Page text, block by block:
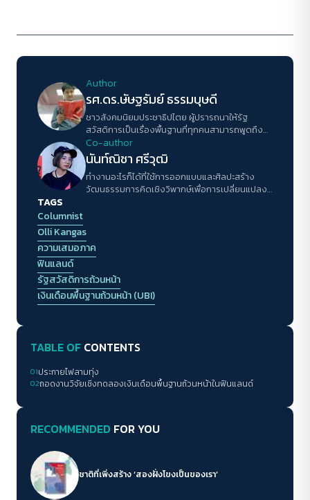
Author
รศ.ดร.ษัษฐรัมย์ ธรรมบุษดี
ชาวสังคมนิยมประชาธิปไตย ผู้ปรารถนาให้รัฐ
สวัสดิการเป็นเรื่องพื้นฐานที่ทุกคนสามารถพูดถึง
อธิบายและเรียกร้องได้
Co-author
นันท์ณิชา ศรีวุฒิ
ทำงานอะไรก็ได้ที่ใช้การออกแบบและศิลปะสร้าง
วัฒนธรรมการคิดเชิงวิพากษ์เพื่อการเปลี่ยนแปลง
TAGS
Columnist
Olli Kangas
ความเสมอภาค
ฟินแลนด์
รัฐสวัสดิการถ้วนหน้า
เงินเดือนพื้นฐานถ้วนหน้า (UBI)
TABLE OF CONTENTS
01ประกายไฟลามทุ่ง
02ถอดงานวิจัยเชิงทดลองเงินเดือนพื้นฐานถ้วนหน้าในฟินแลนด์
RECOMMENDED FOR YOU
ชาติที่เพิ่งสร้าง ‘สองฝั่งโขงเป็นของเรา’